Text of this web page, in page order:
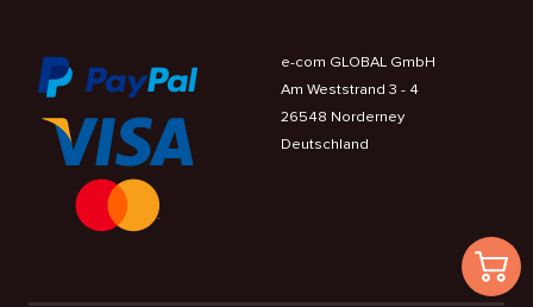
e-com GLOBAL GmbH
Am Weststrand 3 - 4
26548 Norderney
Deutschland